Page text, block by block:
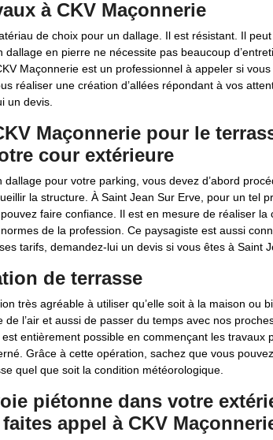
à CKV Maçonnerie
de choix pour un dallage. Il est résistant. Il
en pierre ne nécessite pas beaucoup
Maçonnerie est un professionnel à appeler si
réaliser une création d’allées répondant à vos
un devis.
Maçonnerie pour le
cour extérieure
dallage pour votre parking, vous devez d’abord
la structure. À Saint Jean Sur Erve, pour un tel
faire confiance. Il est en mesure de réaliser la
de la profession. Ce paysagiste est aussi
tarifs, demandez-lui un devis si vous êtes à Saint
de terrasse
très agréable à utiliser qu’elle soit à la maison ou
l’air et aussi de passer du temps avec nos
entièrement possible en commençant les travaux
Grâce à cette opération, sachez que vous
quel que soit la condition météorologique.
piétonne dans votre
appel à CKV